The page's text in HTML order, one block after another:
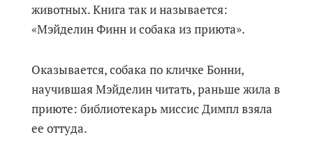
животных. Книга так и называется:
«Мэйделин Финн и собака из приюта».
Оказывается, собака по кличке Бонни,
научившая Мэйделин читать, раньше жила в
приюте: библиотекарь миссис Димпл взяла
ее оттуда.